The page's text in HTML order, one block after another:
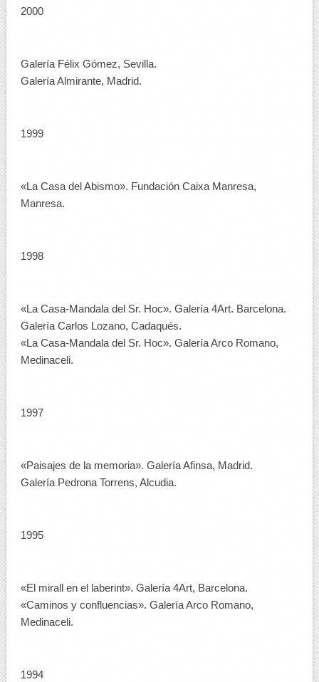
2000
Galería Félix Gómez, Sevilla.
Galería Almirante, Madrid.
1999
«La Casa del Abismo». Fundación Caixa Manresa,
Manresa.
1998
«La Casa-Mandala del Sr. Hoc». Galería 4Art. Barcelona.
Galería Carlos Lozano, Cadaqués.
«La Casa-Mandala del Sr. Hoc». Galería Arco Romano,
Medinaceli.
1997
«Paisajes de la memoria». Galería Afinsa, Madrid.
Galería Pedrona Torrens, Alcudia.
1995
«El mirall en el laberint». Galería 4Art, Barcelona.
«Caminos y confluencias». Galería Arco Romano,
Medinaceli.
1994